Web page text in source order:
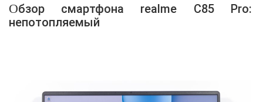
Обзор смартфона realme C85 Pro:
непотопляемый